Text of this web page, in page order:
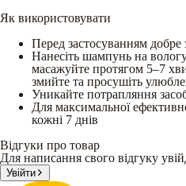
Як використовувати
Перед застосуванням добре
Нанесіть шампунь на
масажуйте протягом 5–7
змийте та просушіть
Уникайте потрапляння
Для максимальної
кожні 7 днів
Відгуки про товар
Для написання свого відгуку
Увійти